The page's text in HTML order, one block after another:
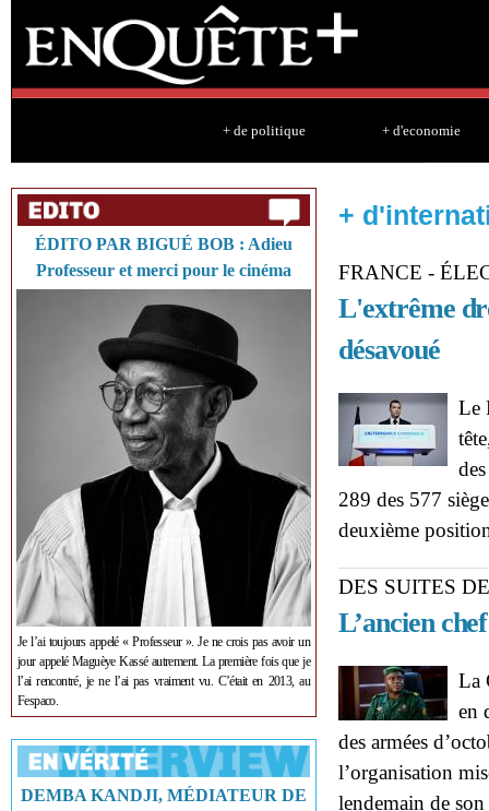
+ de politique + d'economie
ÉDITO PAR BIGUÉ BOB : Adieu
Professeur et merci pour le cinéma
Je l’ai toujours appelé « Professeur ». Je ne crois pas avoir un
jour appelé Maguèye Kassé autrement. La première fois que je
l’ai rencontré, je ne l’ai pas vraiment vu. C’était en 2013, au
Fespaco.
DEMBA KANDJI, MÉDIATEUR DE
+
FRANCE -
L'extrême
désavoué
Le
289 des 577
deuxième
DES SUITES
L’ancien
La
en
des armées
l’organisation
lendemain de